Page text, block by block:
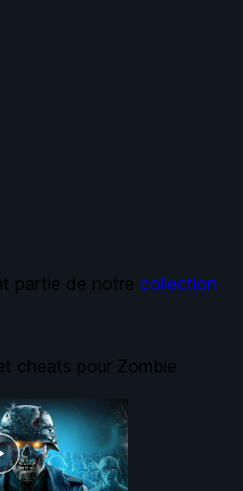
cheats pour Zombie
partie de notre collection